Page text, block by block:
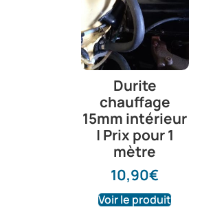
Durite
chauffage
15mm intérieur
| Prix pour 1
mètre
10,90€
Voir le produit